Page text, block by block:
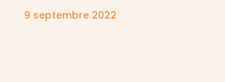
9 septembre 2022